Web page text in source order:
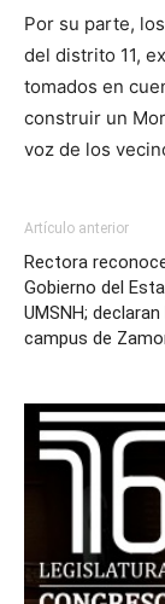
Por su parte,
del distrito 11,
tomados en
construir un
voz de los
Artículo anterior
Rectora
Gobierno del
UMSNH; declaran
campus de